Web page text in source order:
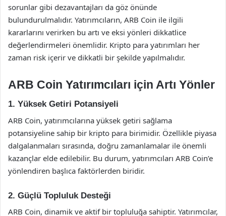
sorunlar gibi dezavantajları da göz önünde
bulundurulmalıdır. Yatırımcıların, ARB Coin ile ilgili
kararlarını verirken bu artı ve eksi yönleri dikkatlice
değerlendirmeleri önemlidir. Kripto para yatırımları her
zaman risk içerir ve dikkatli bir şekilde yapılmalıdır.
ARB Coin Yatırımcıları için Artı Yönler
1. Yüksek Getiri Potansiyeli
ARB Coin, yatırımcılarına yüksek getiri sağlama
potansiyeline sahip bir kripto para birimidir. Özellikle piyasa
dalgalanmaları sırasında, doğru zamanlamalar ile önemli
kazançlar elde edilebilir. Bu durum, yatırımcıları ARB Coin’e
yönlendiren başlıca faktörlerden biridir.
2. Güçlü Topluluk Desteği
ARB Coin, dinamik ve aktif bir topluluğa sahiptir. Yatırımcılar,